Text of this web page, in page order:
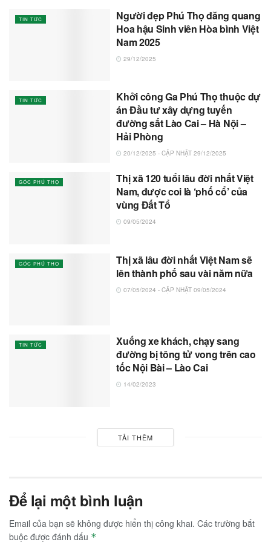
TIN TỨC
Người đẹp Phú Thọ đăng quang
Hoa hậu Sinh viên Hòa bình Việt
Nam 2025
29/12/2025
TIN TỨC
Khởi công Ga Phú Thọ thuộc dự
án Đầu tư xây dựng tuyến
đường sắt Lào Cai – Hà Nội –
Hải Phòng
20/12/2025 - CẬP NHẬT 29/12/2025
GÓC PHÚ THỌ
Thị xã 120 tuổi lâu đời nhất Việt
Nam, được coi là ‘phố cổ’ của
vùng Đất Tổ
09/05/2024
GÓC PHÚ THỌ
Thị xã lâu đời nhất Việt Nam sẽ
lên thành phố sau vài năm nữa
07/05/2024 - CẬP NHẬT 09/05/2024
TIN TỨC
Xuống xe khách, chạy sang
đường bị tông tử vong trên cao
tốc Nội Bài – Lào Cai
14/02/2023
TẢI THÊM
Để lại một bình luận
Email của bạn sẽ không được hiển thị công khai. Các trường bắt
buộc được đánh dấu *